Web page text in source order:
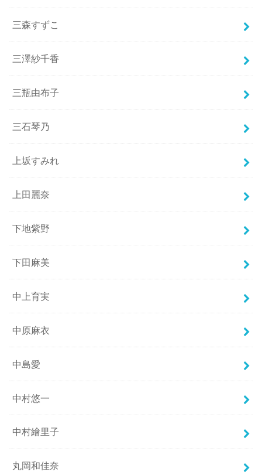
三森すずこ
三澤紗千香
三瓶由布子
三石琴乃
上坂すみれ
上田麗奈
下地紫野
下田麻美
中上育実
中原麻衣
中島愛
中村悠一
中村繪里子
丸岡和佳奈